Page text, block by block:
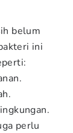
belum
ini
perlu